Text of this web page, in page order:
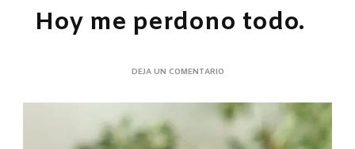
Hoy me perdono todo.
DEJA UN COMENTARIO